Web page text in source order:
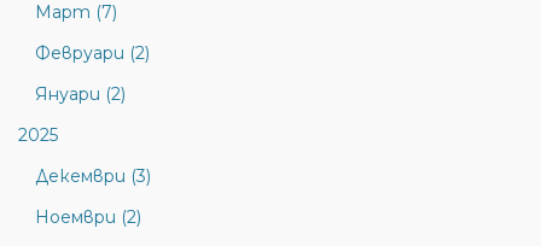
Март (7)
Февруари (2)
Януари (2)
2025
Декември (3)
Ноември (2)